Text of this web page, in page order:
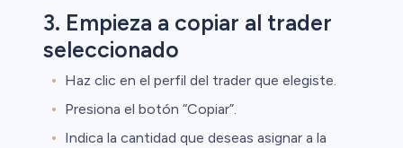
3. Empieza a copiar al trader
seleccionado
Haz clic en el perfil del trader que elegiste.
Presiona el botón “Copiar”.
Indica la cantidad que deseas asignar a la